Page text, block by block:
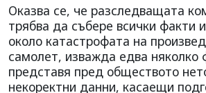
Оказва се, че разследващата
трябва да събере всички факти
около катастрофата на
самолет, изважда едва няколко
представя пред обществото
некоректни данни, касаещи